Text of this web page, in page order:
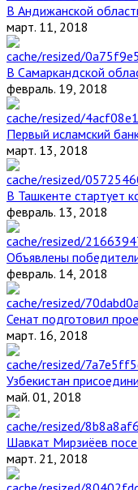
В Андижанской
март. 11, 2018
В Самаркандской
февраль. 19, 2018
Первый исламский
март. 13, 2018
В Ташкенте стартует
февраль. 13, 2018
Объявлены
февраль. 14, 2018
Сенат подготовил
март. 16, 2018
Узбекистан
май. 01, 2018
Шавкат Мирзиёев
март. 21, 2018